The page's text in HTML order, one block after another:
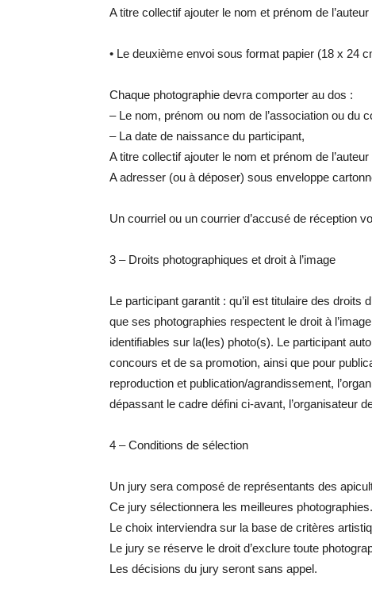
A titre collectif ajouter le nom et prénom de
• Le deuxième envoi sous format papier (18 x 24
Chaque photographie devra comporter au dos :
– Le nom, prénom ou nom de l’association ou du
– La date de naissance du participant,
A titre collectif ajouter le nom et prénom de
A adresser (ou à déposer) sous enveloppe
Un courriel ou un courrier d’accusé de réception
3 – Droits photographiques et droit à l’image
Le participant garantit : qu’il est titulaire des droits
que ses photographies respectent le droit à
identifiables sur la(les) photo(s). Le participant
concours et de sa promotion, ainsi que pour
reproduction et publication/agrandissement,
dépassant le cadre défini ci-avant, l’organisateur
4 – Conditions de sélection
Un jury sera composé de représentants des
Ce jury sélectionnera les meilleures photographies.
Le choix interviendra sur la base de critères
Le jury se réserve le droit d’exclure toute
Les décisions du jury seront sans appel.